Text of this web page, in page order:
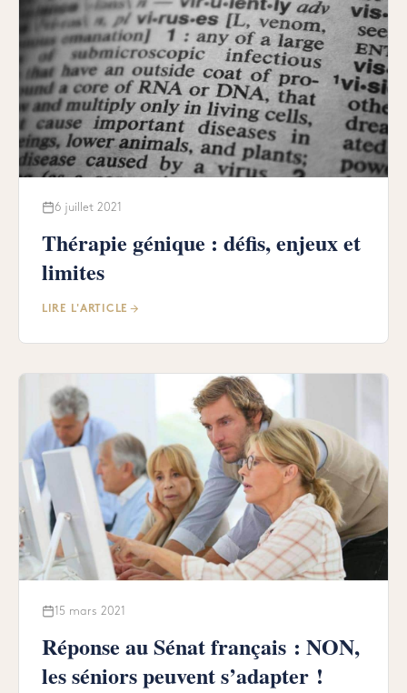
6 juillet 2021
Thérapie génique : défis, enjeux et
limites
LIRE L'ARTICLE
15 mars 2021
Réponse au Sénat français : NON,
les séniors peuvent s’adapter !